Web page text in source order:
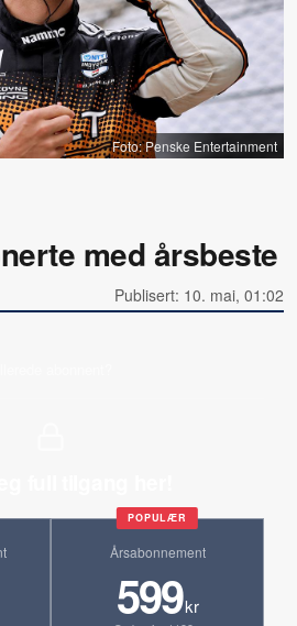
Foto: Penske Entertainment
med årsbeste
Publisert: 10. mai, 01:02
POPULÆR
Årsabonnement
599kr